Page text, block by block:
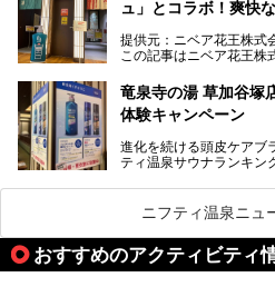
紹介しちゃいます！
提供元：ニベア花王株式
この記事はニベア花王株
ュ」とコラボ！爽快
提供元：ニベア花王株式
この記事はニベア花王株
ーーー
注目のボディウォッシュ
全国総合2位にランクイ
加谷塚店」がコラボイベ
気になるその内容をチェ
竜泉寺の湯 草加谷塚
体験キャンペーン
進化を続ける頭皮ケアブ
ティ温泉サウナランキン
ベントを開催。
早速訪問し、気になるそ
───
提供元：花王株式会社【
ニフティ温泉ニュ
おすすめのアクティビティ